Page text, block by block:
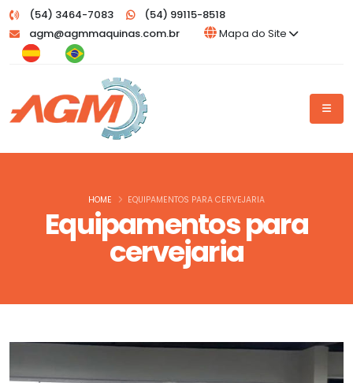
(54) 3464-7083
(54) 99115-8518
agm@agmmaquinas.com.br
Mapa do Site
Equipamentos para
cervejaria
HOME EQUIPAMENTOS PARA CERVEJARIA